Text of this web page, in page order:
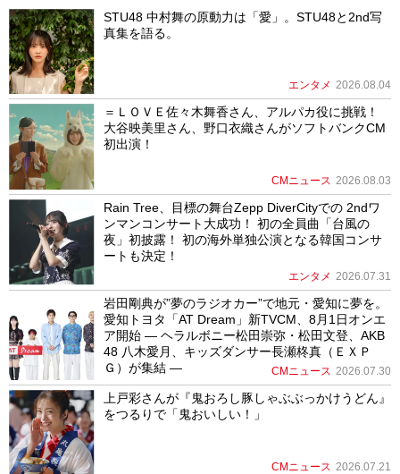
STU48 中村舞の原動力は「愛」。STU48と2nd写
真集を語る。
エンタメ 2026.08.04
＝ＬＯＶＥ佐々木舞香さん、アルパカ役に挑戦！
大谷映美里さん、野口衣織さんがソフトバンクCM
初出演！
CMニュース 2026.08.03
Rain Tree、目標の舞台Zepp DiverCityでの 2ndワ
ンマンコンサート大成功！ 初の全員曲「台風の
夜」初披露！ 初の海外単独公演となる韓国コンサ
ートも決定！
エンタメ 2026.07.31
岩田剛典が”夢のラジオカー”で地元・愛知に夢を。
愛知トヨタ「AT Dream」新TVCM、8月1日オンエ
ア開始 ― ヘラルボニー松田崇弥・松田文登、AKB
48 八木愛月、キッズダンサー長瀬柊真（ＥＸＰ
Ｇ）が集結 ―
CMニュース 2026.07.30
上戸彩さんが『鬼おろし豚しゃぶぶっかけうどん』
をつるりで「鬼おいしい！」
CMニュース 2026.07.21